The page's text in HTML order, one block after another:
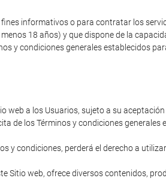
informativos o para contratar los
menos 18 años) y que dispone de la
y condiciones generales establecidos
web a los Usuarios, sujeto a su
de los Términos y condiciones generales
y condiciones, perderá el derecho a
Sitio web, ofrece diversos contenidos,